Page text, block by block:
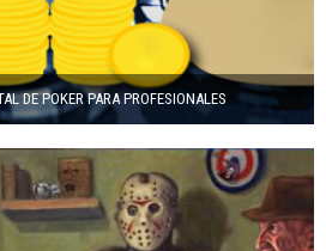
DE POKER PARA PROFESIONALES